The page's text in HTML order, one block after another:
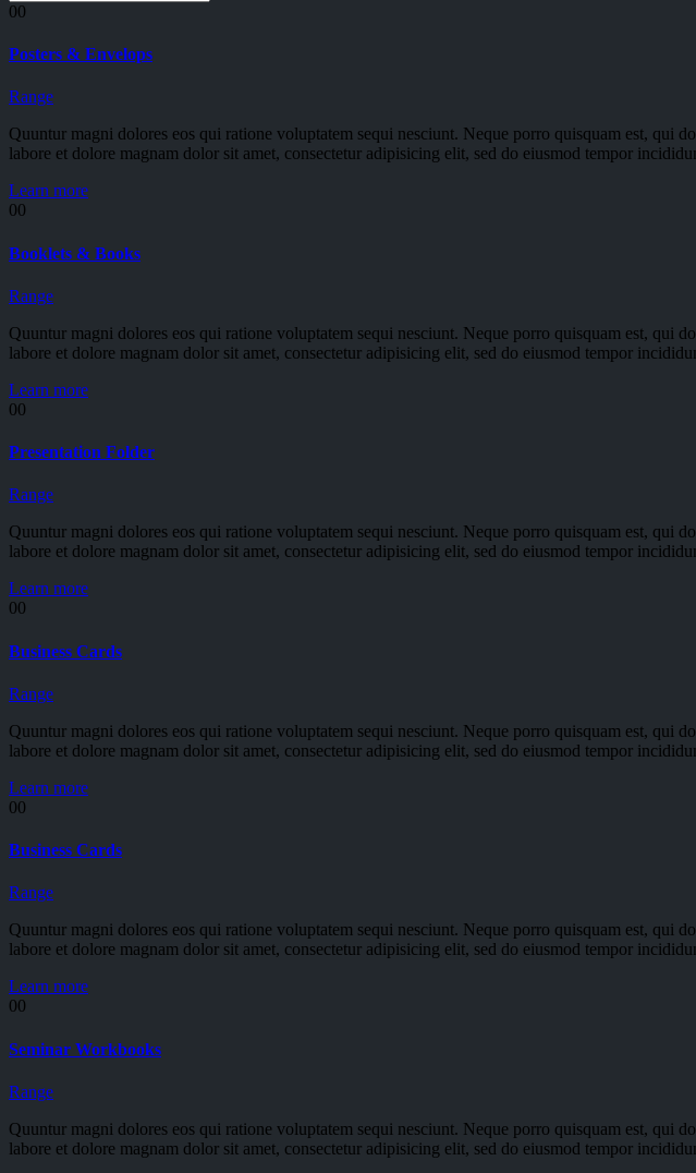
00
Posters & Envelops
Range
Quuntur magni dolores eos qui ratione voluptatem sequi nesciunt. Neque porro quisquam est, qui
labore et dolore magnam dolor sit amet, consectetur adipisicing elit, sed do eiusmod tempor
Learn more
00
Booklets & Books
Range
Quuntur magni dolores eos qui ratione voluptatem sequi nesciunt. Neque porro quisquam est, qui
labore et dolore magnam dolor sit amet, consectetur adipisicing elit, sed do eiusmod tempor
Learn more
00
Presentation Folder
Range
Quuntur magni dolores eos qui ratione voluptatem sequi nesciunt. Neque porro quisquam est, qui
labore et dolore magnam dolor sit amet, consectetur adipisicing elit, sed do eiusmod tempor
Learn more
00
Business Cards
Range
Quuntur magni dolores eos qui ratione voluptatem sequi nesciunt. Neque porro quisquam est, qui
labore et dolore magnam dolor sit amet, consectetur adipisicing elit, sed do eiusmod tempor
Learn more
00
Business Cards
Range
Quuntur magni dolores eos qui ratione voluptatem sequi nesciunt. Neque porro quisquam est, qui
labore et dolore magnam dolor sit amet, consectetur adipisicing elit, sed do eiusmod tempor
Learn more
00
Seminar Workbooks
Range
Quuntur magni dolores eos qui ratione voluptatem sequi nesciunt. Neque porro quisquam est, qui
labore et dolore magnam dolor sit amet, consectetur adipisicing elit, sed do eiusmod tempor